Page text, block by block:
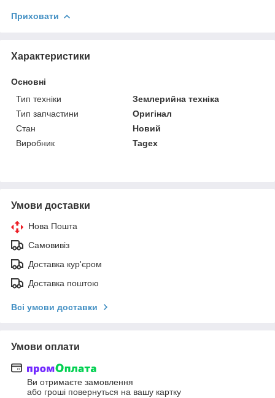
Приховати
Характеристики
Основні
Тип техніки
Землерийна техніка
Тип запчастини
Оригінал
Стан
Новий
Виробник
Tagex
Умови доставки
Нова Пошта
Самовивіз
Доставка кур'єром
Доставка поштою
Всі умови доставки
Умови оплати
Ви отримаєте замовлення
або гроші повернуться на вашу картку